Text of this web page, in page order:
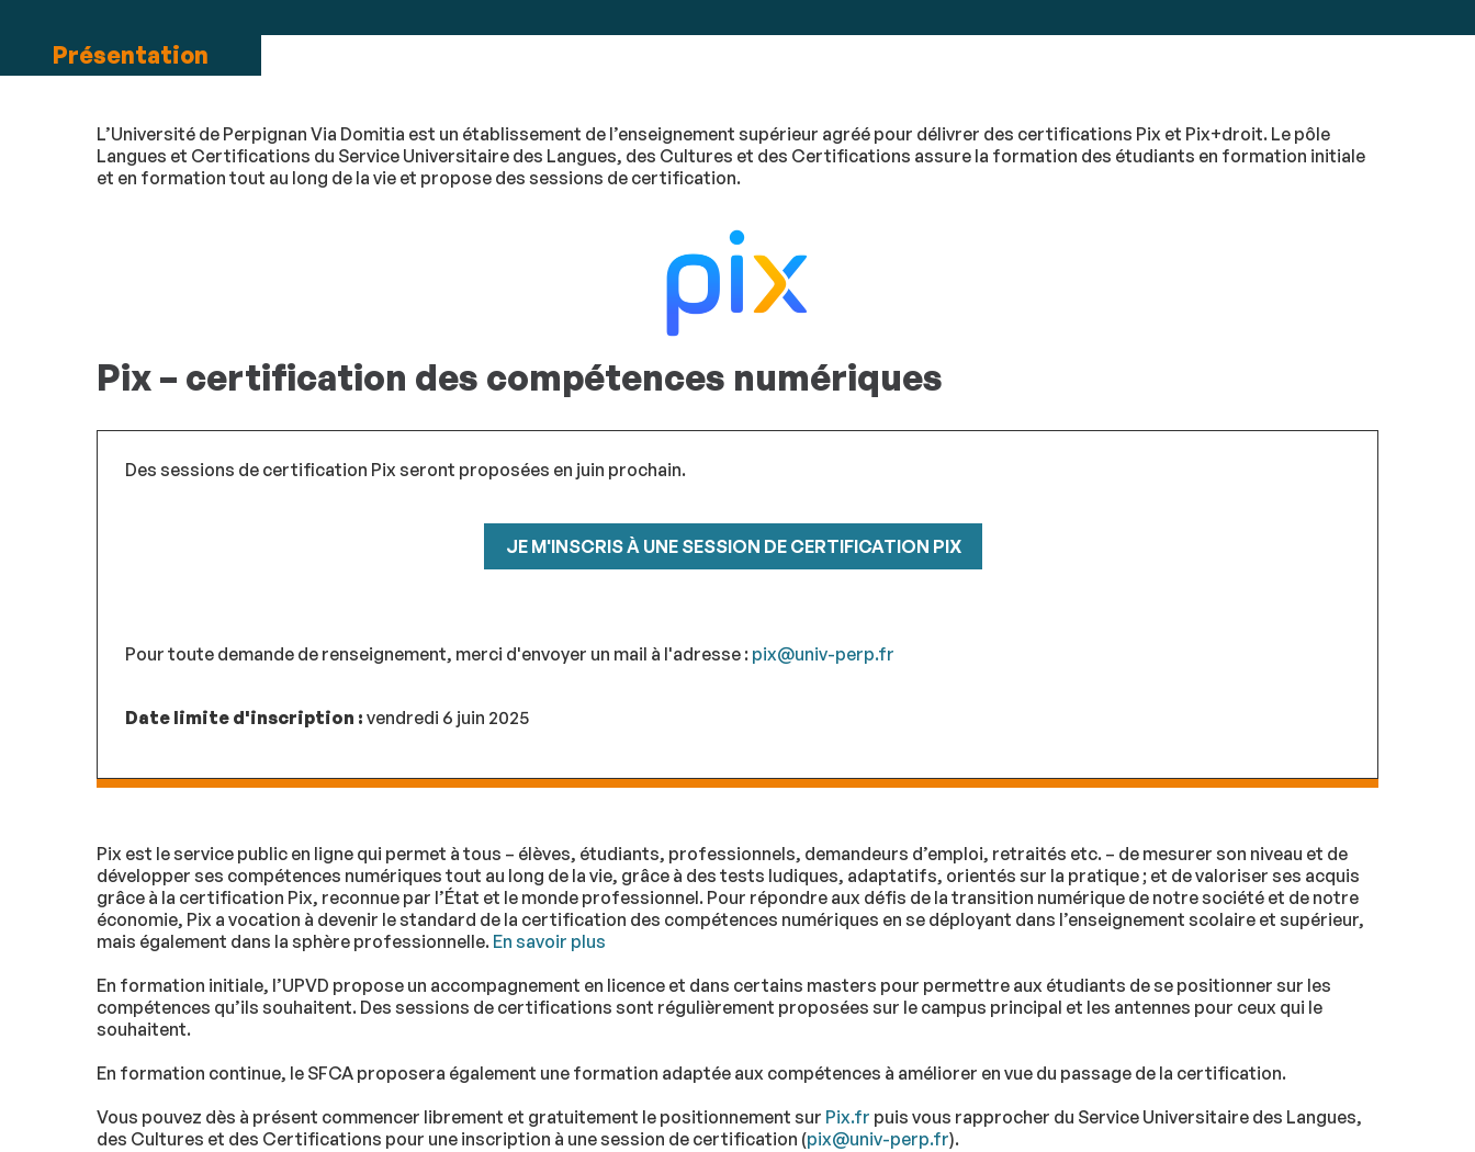
de
la
fiche
Présentation
L’Université de Perpignan Via Domitia est un établissement de l’enseignement supérieur agréé pour délivrer des certifications Pix et Pix+droit. Le pôle
Langues et Certifications du Service Universitaire des Langues, des Cultures et des Certifications assure la formation des étudiants en formation initiale
et en formation tout au long de la vie et propose des sessions de certification.
Pix – certification des compétences numériques
Des sessions de certification Pix seront proposées en juin prochain.
JE M'INSCRIS À UNE SESSION DE CERTIFICATION PIX
Pour toute demande de renseignement, merci d'envoyer un mail à l'adresse : pix@univ-perp.fr
Date limite d'inscription : vendredi 6 juin 2025
Pix est le service public en ligne qui permet à tous – élèves, étudiants, professionnels, demandeurs d’emploi, retraités etc. – de mesurer son niveau et de
développer ses compétences numériques tout au long de la vie, grâce à des tests ludiques, adaptatifs, orientés sur la pratique ; et de valoriser ses acquis
grâce à la certification Pix, reconnue par l’État et le monde professionnel. Pour répondre aux défis de la transition numérique de notre société et de notre
économie, Pix a vocation à devenir le standard de la certification des compétences numériques en se déployant dans l’enseignement scolaire et supérieur,
mais également dans la sphère professionnelle. En savoir plus
En formation initiale, l’UPVD propose un accompagnement en licence et dans certains masters pour permettre aux étudiants de se positionner sur les
compétences qu’ils souhaitent. Des sessions de certifications sont régulièrement proposées sur le campus principal et les antennes pour ceux qui le
souhaitent.
En formation continue, le SFCA proposera également une formation adaptée aux compétences à améliorer en vue du passage de la certification.
Vous pouvez dès à présent commencer librement et gratuitement le positionnement sur Pix.fr puis vous rapprocher du Service Universitaire des Langues,
des Cultures et des Certifications pour une inscription à une session de certification (pix@univ-perp.fr).